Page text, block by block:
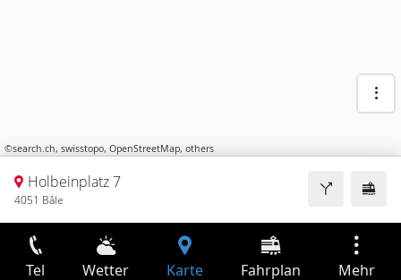
©search.ch, swisstopo, OpenStreetMap, others
Holbeinplatz 7
4051 Bâle
Tel Wetter Karte Fahrplan Mehr